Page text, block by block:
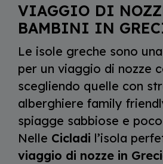
VIAGGIO DI
BAMBINI IN
Le isole greche sono
per un viaggio di nozze
scegliendo quelle con
alberghiere family
spiagge sabbiose e
Nelle Cicladi l’isola
viaggio di nozze in